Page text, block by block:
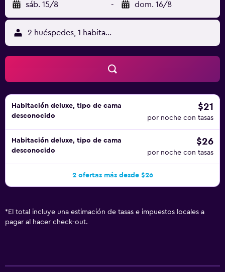
sáb. 15/8 - dom. 16/8
2 huéspedes, 1 habitación
Habitación deluxe, tipo de cama
desconocido
$21
por noche con tasas
Habitación deluxe, tipo de cama
desconocido
$26
por noche con tasas
2 ofertas más desde $26
* El total incluye una estimación de tasas e impuestos locales a
pagar al hacer check-out.